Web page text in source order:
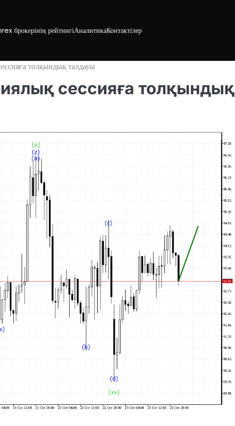
брокерінің рейтингіАналитикаКонтактілер
толқындық талдауы
сессияға толқындық